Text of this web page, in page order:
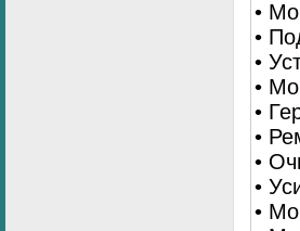
•
•
•
•
•
•
•
•
•